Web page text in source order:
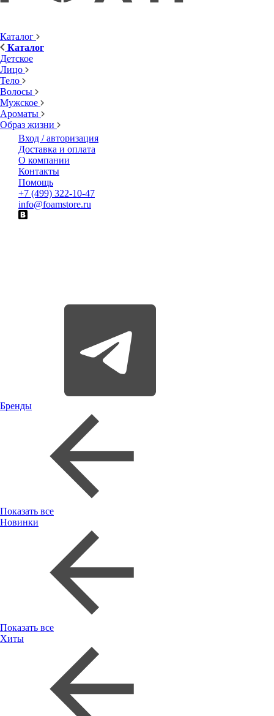
Каталог
Каталог
Детское
Лицо
Тело
Волосы
Мужское
Ароматы
Образ жизни
Вход / авторизация
Доставка и оплата
О компании
Контакты
Помощь
+7 (499) 322-10-47
info@foamstore.ru
Бренды
Показать все
Новинки
Показать все
Хиты